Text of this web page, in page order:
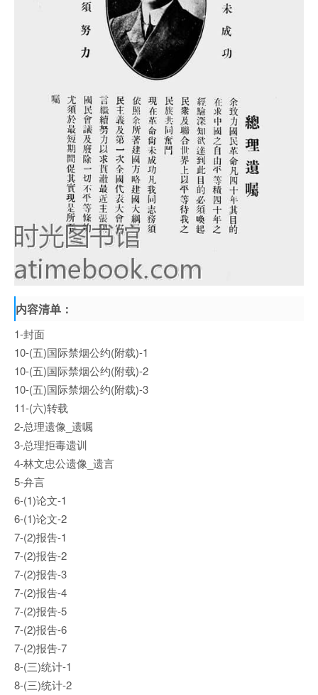
内容清单：
1-封面
10-(五)国际禁烟公约(附载)-1
10-(五)国际禁烟公约(附载)-2
10-(五)国际禁烟公约(附载)-3
11-(六)转载
2-总理遗像_遗嘱
3-总理拒毒遗训
4-林文忠公遗像_遗言
5-弁言
6-(1)论文-1
6-(1)论文-2
7-(2)报吿-1
7-(2)报吿-2
7-(2)报吿-3
7-(2)报吿-4
7-(2)报吿-5
7-(2)报吿-6
7-(2)报吿-7
8-(三)统计-1
8-(三)统计-2